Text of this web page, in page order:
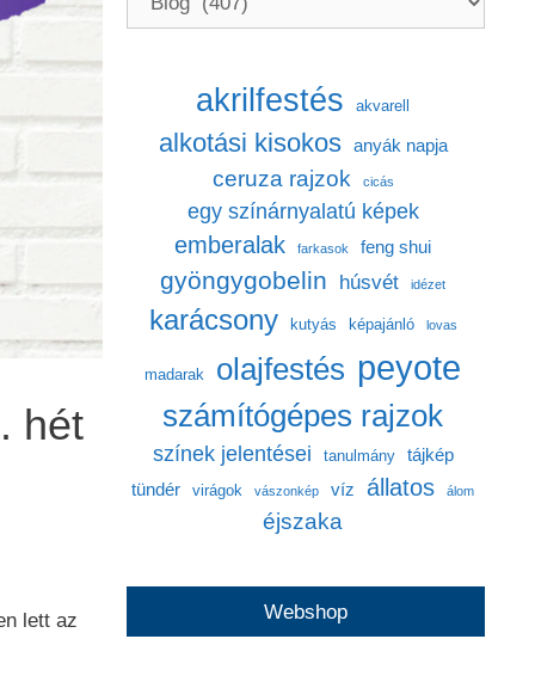
hét
lett az
akrilfestés akvarell
alkotási kisokos anyák napja
ceruza rajzok cicás
egy színárnyalatú képek
emberalak farkasok feng shui
gyöngygobelin húsvét idézet
karácsony kutyás képajánló lovas
madarak olajfestés peyote
számítógépes rajzok
színek jelentései tanulmány
tájkép
tündér
virágok vászonkép víz állatos álom
éjszaka
Webshop